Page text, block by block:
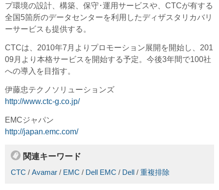
プ環境の設計、構築、保守･運用サービスや、CTCが有する
全国5箇所のデータセンターを利用したディザスタリカバリ
ーサービスも提供する。
CTCは、2010年7月よりプロモーション展開を開始し、201
09月より本格サービスを開始する予定。今後3年間で100社
への導入を目指す。
伊藤忠テクノソリューションズ
http://www.ctc-g.co.jp/
EMCジャパン
http://japan.emc.com/
関連キーワード
CTC / Avamar / EMC / Dell EMC / Dell / 重複排除